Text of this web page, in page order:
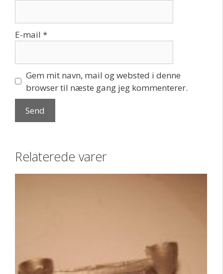
E-mail *
Gem mit navn, mail og websted i denne
browser til næste gang jeg kommenterer.
Relaterede varer